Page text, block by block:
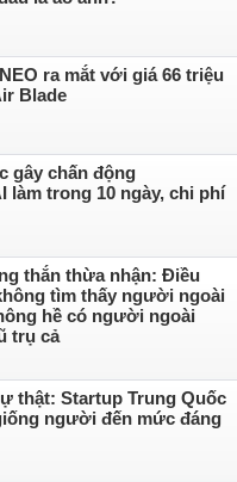
ra mắt với giá 66 triệu
Blade
gây chấn động
làm trong 10 ngày, chi phí
thắn thừa nhận: Điều
tìm thấy người ngoài
hề có người ngoài
trụ cả
thật: Startup Trung Quốc
người đến mức đáng